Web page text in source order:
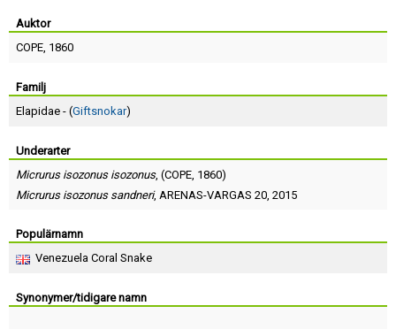
Auktor
COPE, 1860
Familj
Elapidae - (Giftsnokar)
Underarter
Micrurus isozonus isozonus, (COPE, 1860)
Micrurus isozonus sandneri, ARENAS-VARGAS 20, 2015
Populärnamn
Venezuela Coral Snake
Synonymer/tidigare namn
Terms of Service